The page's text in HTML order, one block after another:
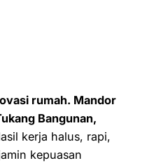
rumah. Mandor
Bangunan,
kerja halus, rapi,
kepuasan